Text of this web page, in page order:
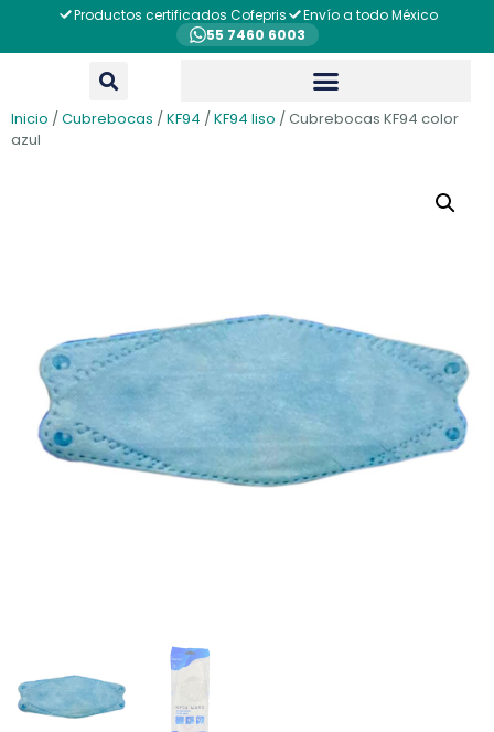
Productos certificados Cofepris
Envío a todo México
55 7460 6003
Inicio /Cubrebocas /KF94 /KF94 liso / Cubrebocas KF94 color
azul